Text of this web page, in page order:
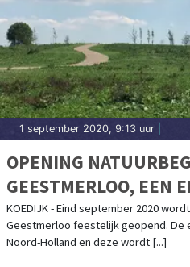
1 september 2020, 9:13 uur
OPENING
GEESTMERLOO, EEN
RUSTPLAATS IN DE
KOEDIJK - Eind september 2020
Geestmerloo feestelijk geopend. De
Noord-Holland en deze wordt [...]